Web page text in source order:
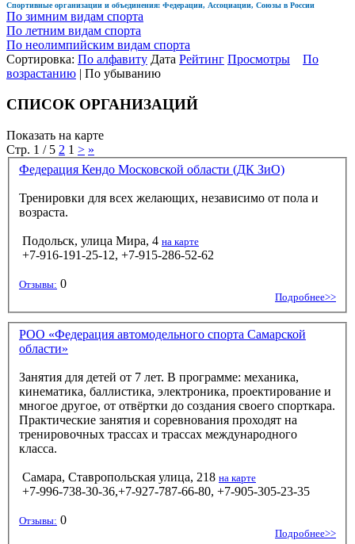
Спортивные организации и объединения: Федерации, Ассоциации, Союзы в России
По зимним видам спорта
По летним видам спорта
По неолимпийским видам спорта
Сортировка: По алфавиту Дата Рейтинг Просмотры
По
возрастанию | По убыванию
СПИСОК ОРГАНИЗАЦИЙ
Показать на карте
Стр. 1 / 5 2 1 > »
Федерация Кендо Московской области (ДК ЗиО)
Тренировки для всех желающих, независимо от пола и
возраста.
Подольск, улица Мира, 4 на карте
+7-916-191-25-12, +7-915-286-52-62
Отзывы: 0
Подробнее>>
РОО «Федерация автомодельного спорта Самарской
области»
Занятия для детей от 7 лет. В программе: механика,
кинематика, баллистика, электроника, проектирование и
многое другое, от отвёртки до создания своего спорткара.
Практические занятия и соревнования проходят на
тренировочных трассах и трассах международного
класса.
Самара, Ставропольская улица, 218 на карте
+7-996-738-30-36,+7-927-787-66-80, +7-905-305-23-35
Отзывы: 0
Подробнее>>